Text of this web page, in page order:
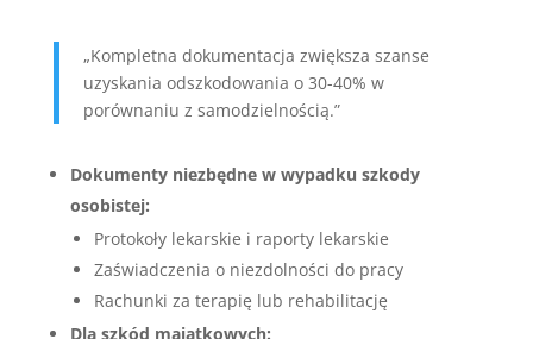
„Kompletna dokumentacja zwiększa szanse
uzyskania odszkodowania o 30-40% w
porównaniu z samodzielnością.”
Dokumenty niezbędne w wypadku szkody
osobistej:
Protokoły lekarskie i raporty lekarskie
Zaświadczenia o niezdolności do pracy
Rachunki za terapię lub rehabilitację
Dla szkód majątkowych: